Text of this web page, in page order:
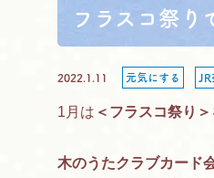
フラスコ祭り
2022.1.11 元気にする
1月は ＜フラスコ祭り＞
木のうたクラブカード